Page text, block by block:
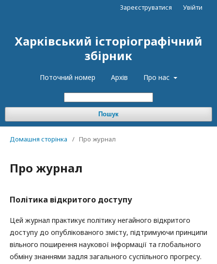
Харківський історіографічний
збірник
Поточний номер Архів Про нас
Пошук
Зареєструватися Увійти
Домашня сторінка / Про журнал
Про журнал
Політика відкритого доступу
Цей журнал практикує політику негайного відкритого
доступу до опублікованого змісту, підтримуючи принципи
вільного поширення наукової інформації та глобального
обміну знаннями задля загального суспільного прогресу.